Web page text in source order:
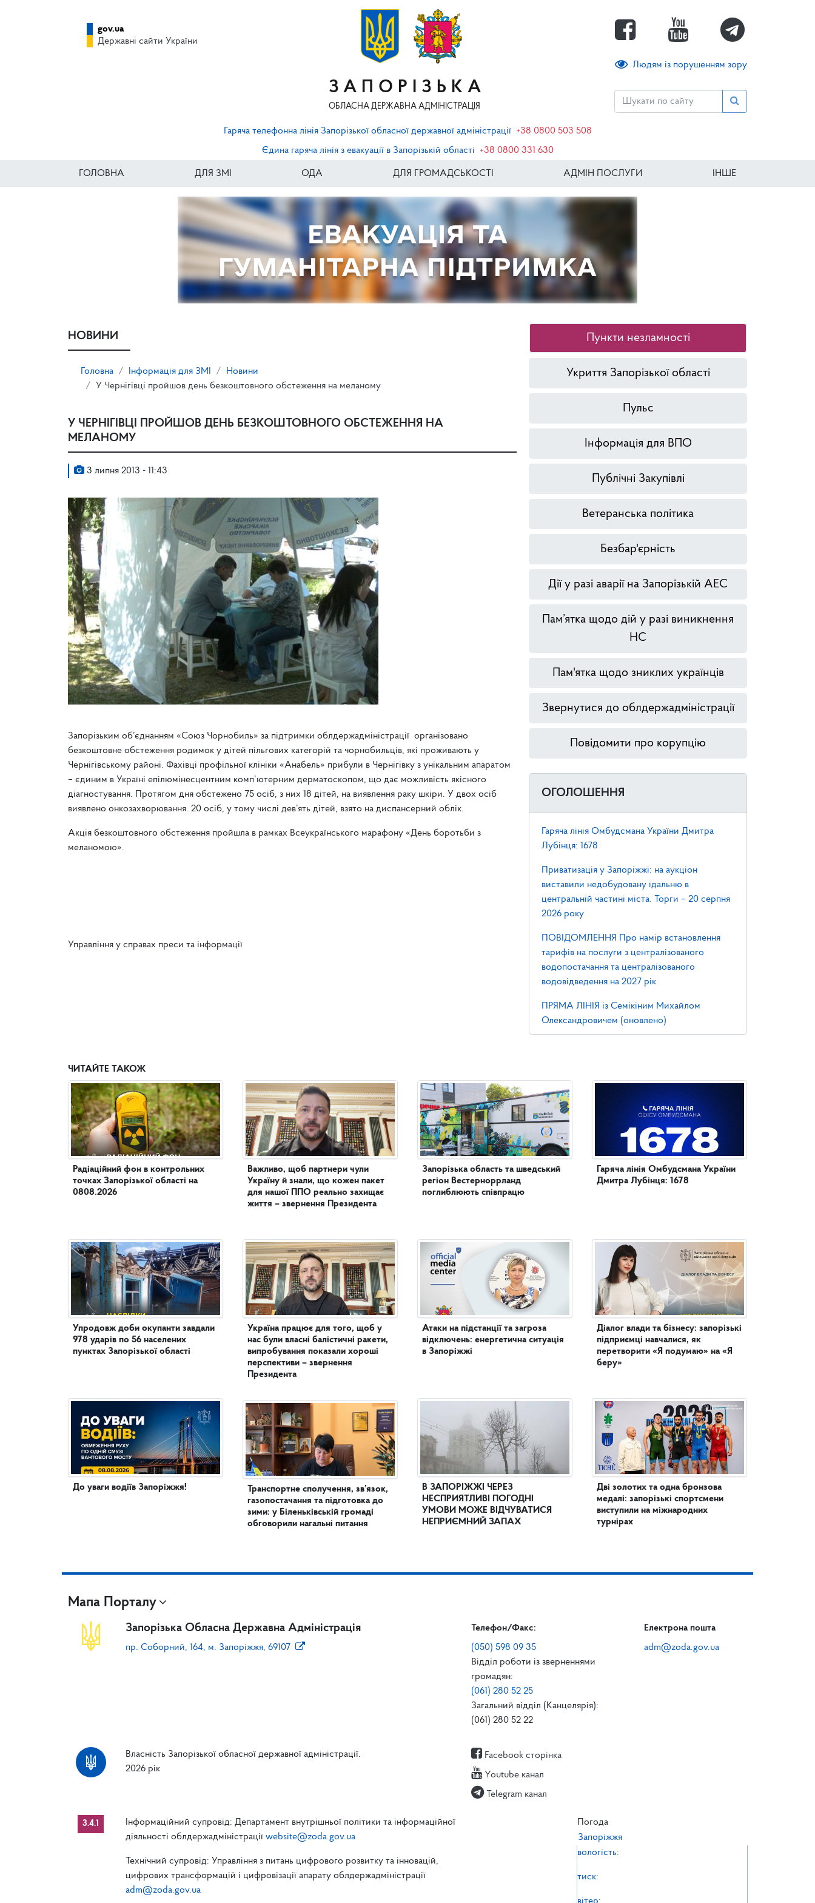
ЗАПОРІЗЬКА
ОБЛАСНА ДЕРЖАВНА АДМІНІСТРАЦІЯ
Людям із порушенням зору
gov.ua
Державні сайти України
Гаряча телефонна лінія Запорізької обласної державної адміністрації +38 0800 503 508
Єдина гаряча лінія з евакуації в Запорізькій області
+38 0800 331 630
ГОЛОВНА ДЛЯ ЗМІ ОДА ДЛЯ ГРОМАДСЬКОСТІ АДМІН ПОСЛУГИ ІНШЕ
НОВИНИ
Головна Інформація для ЗМІ
Новини
У Чернігівці пройшов день безкоштовного обстеження на меланому
У ЧЕРНІГІВЦІ ПРОЙШОВ ДЕНЬ БЕЗКОШТОВНОГО ОБСТЕЖЕННЯ НА
МЕЛАНОМУ
3 липня 2013 - 11:43
Запорізьким об’єднанням «Союз Чорнобиль» за підтримки облдержадміністрації організовано
безкоштовне обстеження родимок у дітей пільгових категорій та чорнобильців, які проживають у
Чернігівському районі. Фахівці профільної клініки «Анабель» прибули в Чернігівку з унікальним апаратом
– єдиним в Україні епілюмінесцентним комп’ютерним дерматоскопом, що дає можливість якісного
діагностування. Протягом дня обстежено 75 осіб, з них 18 дітей, на виявлення раку шкіри. У двох осіб
виявлено онкозахворювання. 20 осіб, у тому числі дев’ять дітей, взято на диспансерний облік.
Акція безкоштовного обстеження пройшла в рамках Всеукраїнського марафону «День боротьби з
меланомою».
Управління у справах преси та інформації
Пункти незламності
Укриття Запорізької області
Пульс
Інформація для ВПО
Публічні Закупівлі
Ветеранська політика
Безбар'єрність
Дії у разі аварії на Запорізькій АЕС
Пам’ятка щодо дій у разі виникнення
НС
Пам'ятка щодо зниклих українців
Звернутися до облдержадміністрації
Повідомити про корупцію
ОГОЛОШЕННЯ
Гаряча лінія Омбудсмана України Дмитра
Лубінця: 1678
Приватизація у Запоріжжі: на аукціон
виставили недобудовану їдальню в
центральній частині міста. Торги – 20 серпня
2026 року
ПОВІДОМЛЕННЯ Про намір встановлення
тарифів на послуги з централізованого
водопостачання та централізованого
водовідведення на 2027 рік
ПРЯМА ЛІНІЯ із Семікіним Михайлом
Олександровичем (оновлено)
ЧИТАЙТЕ ТАКОЖ
Радіаційний фон в контрольних
точках Запорізької області на
0808.2026
Упродовж доби окупанти завдали
978 ударів по 56 населених
пунктах Запорізької області
До уваги водіїв Запоріжжя!
Важливо, щоб партнери чули
Україну й знали, що кожен пакет
для нашої ППО реально захищає
життя – звернення Президента
Україна працює для того, щоб у
нас були власні балістичні ракети,
випробування показали хороші
перспективи – звернення
Президента
Транспортне сполучення, зв’язок,
газопостачання та підготовка до
зими: у Біленьківській громаді
обговорили нагальні питання
Запорізька область та шведський
регіон Вестерноррланд
поглиблюють співпрацю
Атаки на підстанції та загроза
відключень: енергетична ситуація
в Запоріжжі
В ЗАПОРІЖЖІ ЧЕРЕЗ
НЕСПРИЯТЛИВІ ПОГОДНІ
УМОВИ МОЖЕ ВІДЧУВАТИСЯ
НЕПРИЄМНИЙ ЗАПАХ
Гаряча лінія Омбудсмана України
Дмитра Лубінця: 1678
Діалог влади та бізнесу: запорізькі
підприємці навчалися, як
перетворити «Я подумаю» на «Я
беру»
Дві золотих та одна бронзова
медалі: запорізькі спортсмени
виступили на міжнародних
турнірах
Мапа Порталу
Запорізька Обласна Державна Адміністрація
пр. Соборний, 164, м. Запоріжжя, 69107
Телефон/Факс:
(050) 598 09 35
Відділ роботи із зверненнями
громадян:
(061) 280 52 25
Загальний відділ (Канцелярія):
(061) 280 52 22
Електрона пошта
adm@zoda.gov.ua
Власність Запорізької обласної державної адміністрації.
2026 рік
Facebook сторінка
Youtube канал
Telegram канал
3.4.1
Інформаційний супровід: Департамент внутрішньої політики та інформаційної
діяльності облдержадміністрації website@zoda.gov.ua
Технічний супровід: Управління з питань цифрового розвитку та інновацій,
цифрових трансформацій і цифровізації апарату облдержадміністрації
adm@zoda.gov.ua
Погода
Запоріжжя
вологість:
тиск:
вітер: